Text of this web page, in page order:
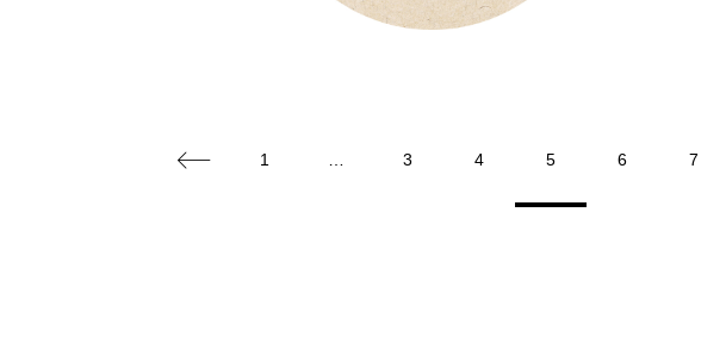
1 3 4 5 6 7